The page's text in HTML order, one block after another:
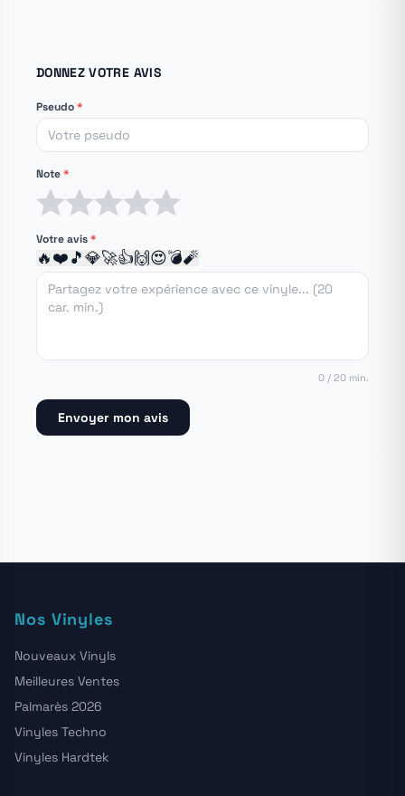
DONNEZ VOTRE AVIS
Pseudo*
Note*
Votre avis*
🔥❤️🎵💎🚀👍🙌😍💣🧨
0 / 20 min.
Envoyer mon avis
Nos Vinyles
Nouveaux Vinyls
Meilleures Ventes
Palmarès 2026
Vinyles Techno
Vinyles Hardtek